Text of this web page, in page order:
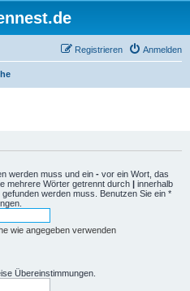
Anmelden
Registrieren
werden muss und ein - vor ein Wort, das
mehrere Wörter getrennt durch | innerhalb
werden muss. Benutzen Sie ein *
wie angegeben verwenden
Übereinstimmungen.